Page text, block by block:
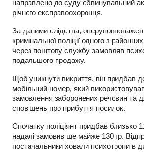
направлено до суду обвинувальний
річного експравоохоронця.
За даними слідства,
кримінальної поліції одного з районних
через поштову службу замовляв
подальшого продажу.
Щоб уникнути викриття, він придбав
мобільний номер, який
замовлення заборонених речовин та
сповіщень про прибуття посилок.
Спочатку поліціянт придбав близько
надалі замовив ще майже 130 гр.
постачальники ховали психотропи в